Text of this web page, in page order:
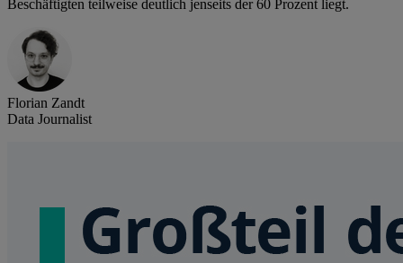
Beschäftigten teilweise deutlich jenseits der 60 Prozent liegt.
Florian Zandt
Data Journalist